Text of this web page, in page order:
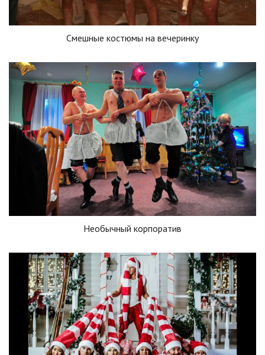
Смешные костюмы на вечеринку
Необычный корпоратив